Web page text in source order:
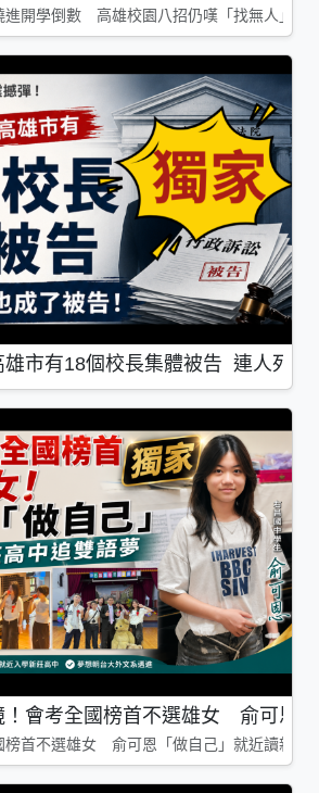
進開學倒數 高雄校園八招仍嘆「找無人」
雄市有18個校長集體被告 連人死了
！會考全國榜首不選雄女 俞可恩
榜首不選雄女 俞可恩「做自己」就近讀新莊